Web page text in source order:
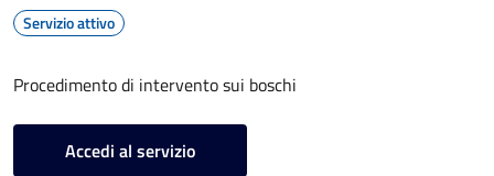
Servizio attivo
Procedimento di intervento sui boschi
Accedi al servizio